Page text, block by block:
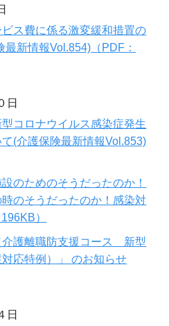
ス費に係る激変緩和措置の
新情報Vol.854)（PDF：
日
コロナウイルス感染症発生
(介護保険最新情報Vol.853)
のためのそうだったのか！
のそうだったのか！感染対
）
介護離職防支援コース 新型
応特例）」 のお知らせ
日